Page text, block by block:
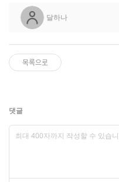
달하나
목록으로
댓글